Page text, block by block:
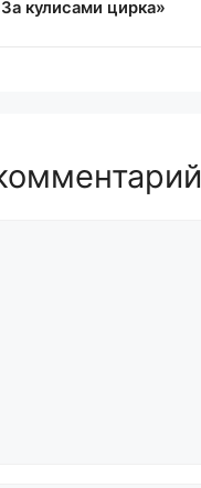
кулисами цирка»